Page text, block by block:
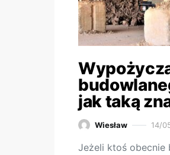
jak taką
Wiesław 14/
Jeżeli ktoś obecnie